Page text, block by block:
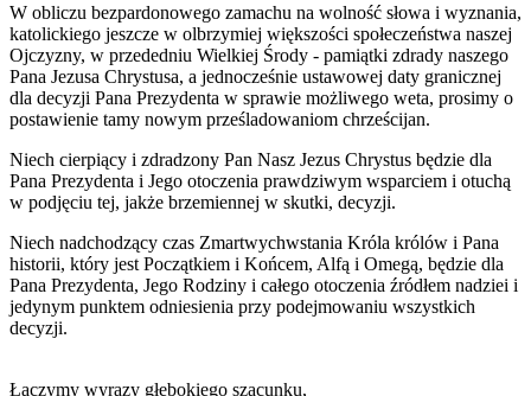
W obliczu bezpardonowego zamachu na wolność słowa i wyznania,
katolickiego jeszcze w olbrzymiej większości społeczeństwa naszej
Ojczyzny, w przededniu Wielkiej Środy - pamiątki zdrady naszego
Pana Jezusa Chrystusa, a jednocześnie ustawowej daty granicznej
dla decyzji Pana Prezydenta w sprawie możliwego weta, prosimy o
postawienie tamy nowym prześladowaniom chrześcijan.
Niech cierpiący i zdradzony Pan Nasz Jezus Chrystus będzie dla
Pana Prezydenta i Jego otoczenia prawdziwym wsparciem i otuchą
w podjęciu tej, jakże brzemiennej w skutki, decyzji.
Niech nadchodzący czas Zmartwychwstania Króla królów i Pana
historii, który jest Początkiem i Końcem, Alfą i Omegą, będzie dla
Pana Prezydenta, Jego Rodziny i całego otoczenia źródłem nadziei i
jedynym punktem odniesienia przy podejmowaniu wszystkich
decyzji.
Łączymy wyrazy głębokiego szacunku,